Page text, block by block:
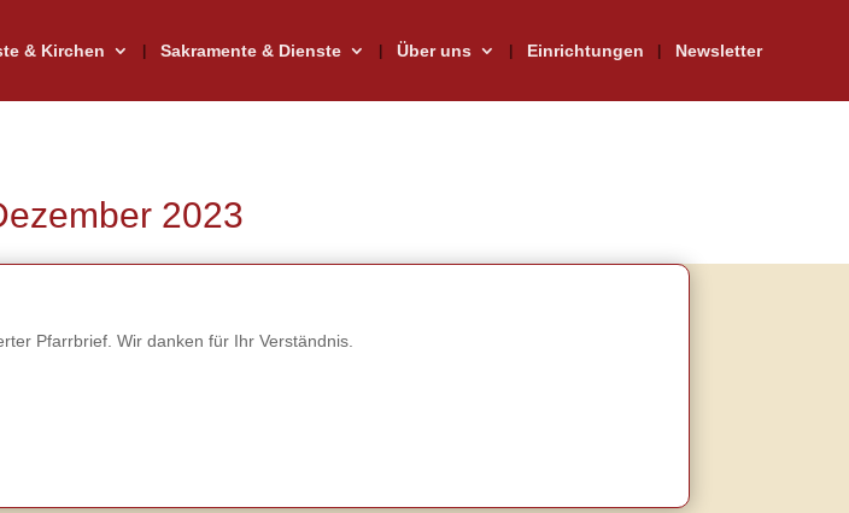
& Kirchen Sakramente & Dienste Über uns Einrichtungen Newsletter
2023
Pfarrbrief. Wir danken für Ihr Verständnis.